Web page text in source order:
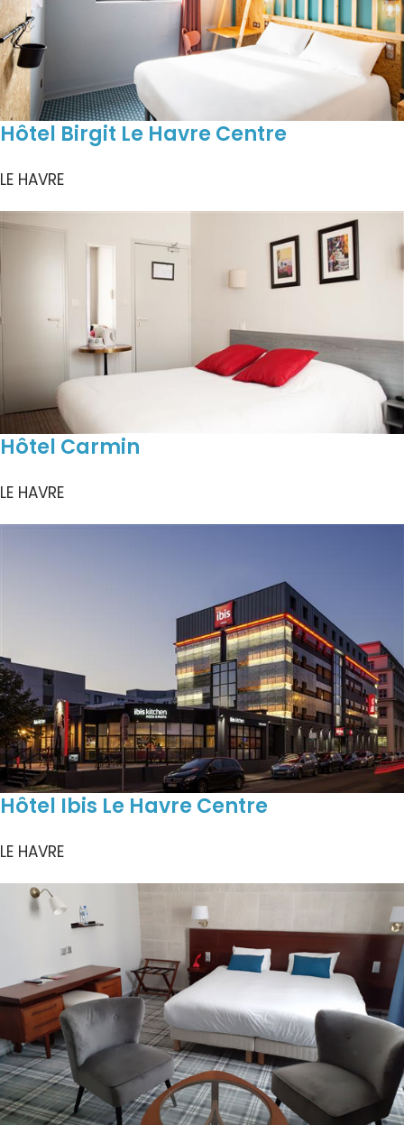
Hôtel Birgit Le Havre Centre
LE HAVRE
Hôtel Carmin
LE HAVRE
Hôtel Ibis Le Havre Centre
LE HAVRE